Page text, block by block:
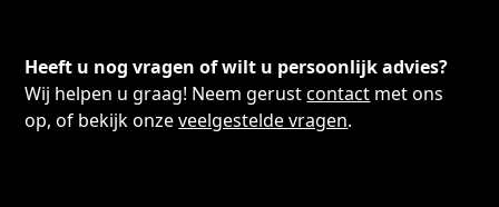
Heeft u nog vragen of wilt u persoonlijk advies?
Wij helpen u graag! Neem gerustcontact met ons
op, of bekijk onzeveelgestelde vragen.